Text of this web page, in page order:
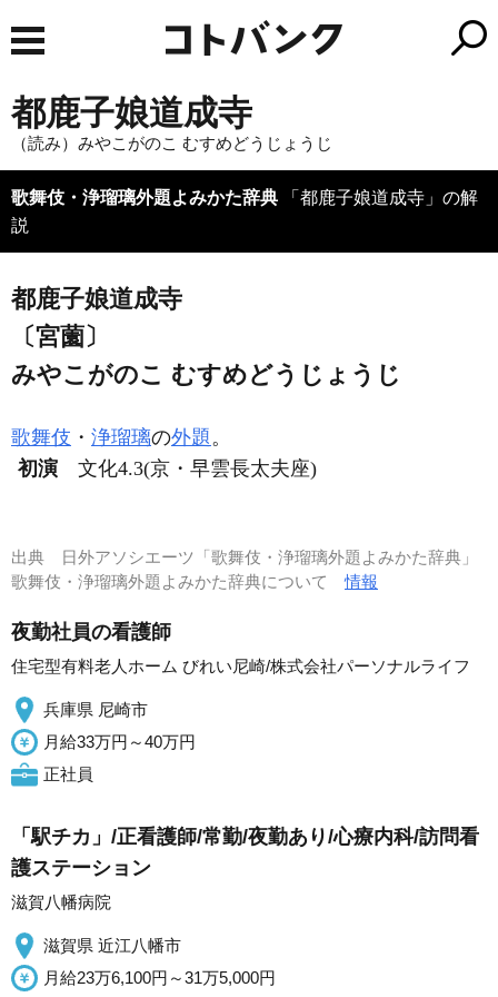
都鹿子娘道成寺
（読み）みやこがのこ むすめどうじょうじ
歌舞伎・浄瑠璃外題よみかた辞典 「都鹿子娘道成寺」の解
説
都鹿子娘道成寺
〔宮薗〕
みやこがのこ むすめどうじょうじ
歌舞伎 ・ 浄瑠璃の外題。
初演
文化4.3(京・早雲長太夫座)
出典
日外アソシエーツ「歌舞伎・浄瑠璃外題よみかた辞典」
歌舞伎・浄瑠璃外題よみかた辞典について情報
夜勤社員の看護師
住宅型有料老人ホーム びれい尼崎/株式会社パーソナルライフ
兵庫県 尼崎市
月給33万円～40万円
正社員
「駅チカ」/正看護師/常勤/夜勤あり/心療内科/訪問看
護ステーション
滋賀八幡病院
滋賀県 近江八幡市
月給23万6,100円～31万5,000円